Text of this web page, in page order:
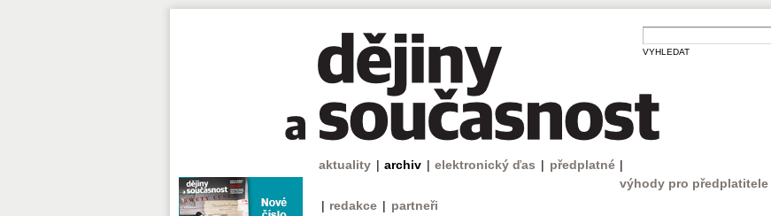
aktuality | archiv | elektronický ďas | předplatné |
výhody pro předplatitele
| redakce | partneři
VYHLEDAT